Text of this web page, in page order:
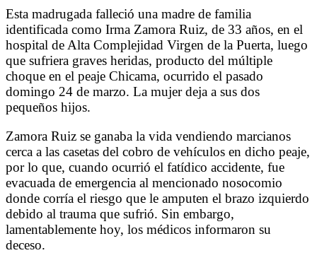
Esta madrugada falleció una madre de familia
identificada como Irma Zamora Ruiz, de 33 años, en el
hospital de Alta Complejidad Virgen de la Puerta, luego
que sufriera graves heridas, producto del múltiple
choque en el peaje Chicama, ocurrido el pasado
domingo 24 de marzo. La mujer deja a sus dos
pequeños hijos.
Zamora Ruiz se ganaba la vida vendiendo marcianos
cerca a las casetas del cobro de vehículos en dicho peaje,
por lo que, cuando ocurrió el fatídico accidente, fue
evacuada de emergencia al mencionado nosocomio
donde corría el riesgo que le amputen el brazo izquierdo
debido al trauma que sufrió. Sin embargo,
lamentablemente hoy, los médicos informaron su
deceso.